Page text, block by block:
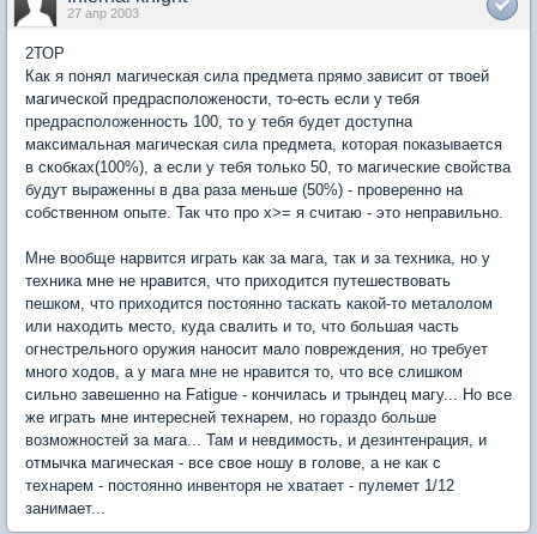
27 апр 2003
2ТОР
Как я понял магическая сила предмета прямо зависит от твоей
магической предрасположености, то-есть если у тебя
предрасположенность 100, то у тебя будет доступна
максимальная магическая сила предмета, которая показывается
в скобках(100%), а если у тебя только 50, то магические свойства
будут выраженны в два раза меньше (50%) - проверенно на
собственном опыте. Так что про x>= я считаю - это неправильно.
Мне вообще нарвится играть как за мага, так и за техника, но у
техника мне не нравится, что приходится путешествовать
пешком, что приходится постоянно таскать какой-то металолом
или находить место, куда свалить и то, что большая часть
огнестрельного оружия наносит мало повреждения, но требует
много ходов, а у мага мне не нравится то, что все слишком
сильно завешенно на Fatigue - кончилась и трындец магу... Но все
же играть мне интересней технарем, но гораздо больше
возможностей за мага... Там и невдимость, и дезинтенрация, и
отмычка магическая - все свое ношу в голове, а не как с
технарем - постоянно инвенторя не хватает - пулемет 1/12
занимает...